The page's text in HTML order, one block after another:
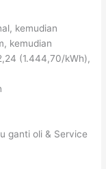
kemudian
kemudian
(1.444,70/kWh),
ganti oli & Service